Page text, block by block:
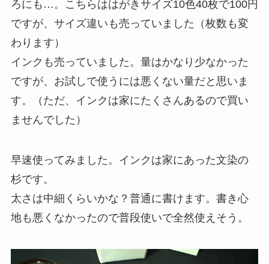
ろにも…。こちらははがきサイズ10色40枚で100円
ですが、サイズ違いも売っていました（枚数も変
わります）
インクも売っていました。量はかなり少なかった
ですが、お試しで使うには悪くない量だと思いま
す。（ただ、インクは家にたくさんあるので買い
ませんでした）
早速使ってみました。インクは家にあった文染の
杉です。
太さは中細くらいかな？普通に書けます。書き心
地も悪くなかったので普段使いで全然使えそう。